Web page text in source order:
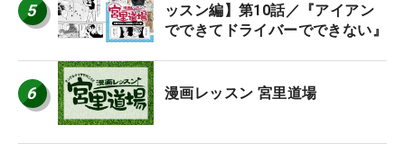
5
ッスン編】第10話／『アイアン
でできてドライバーでできない』
6 漫画レッスン 宮里道場